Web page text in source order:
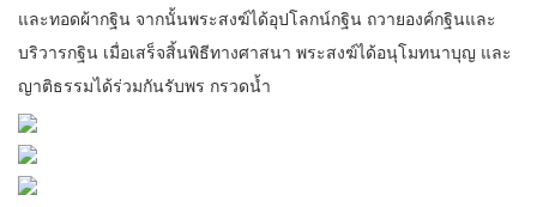
และทอดผ้ากฐิน จากนั้นพระสงฆ์ได้อุปโลกน์กฐิน ถวายองค์กฐินและ
บริวารกฐิน เมื่อเสร็จสิ้นพิธีทางศาสนา พระสงฆ์ได้อนุโมทนาบุญ และ
ญาติธรรมได้ร่วมกันรับพร กรวดน้ำ